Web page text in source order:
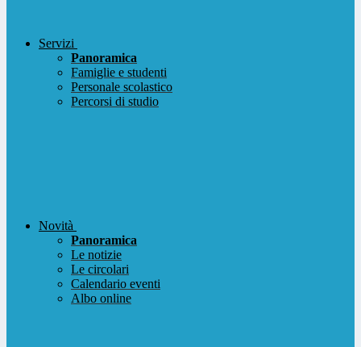
Servizi
Panoramica
Famiglie e studenti
Personale scolastico
Percorsi di studio
Novità
Panoramica
Le notizie
Le circolari
Calendario eventi
Albo online